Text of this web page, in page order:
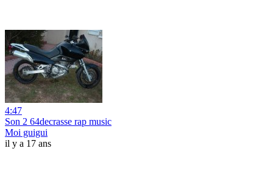
4:47
Son 2 64decrasse rap music
Moi guigui
il y a 17 ans